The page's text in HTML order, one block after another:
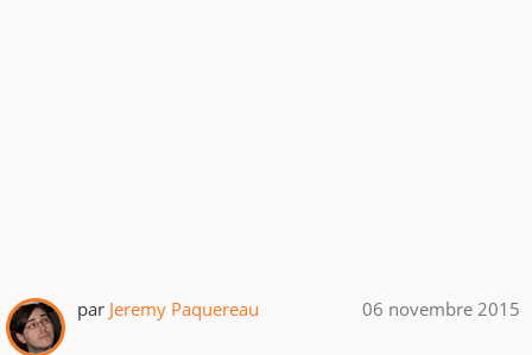
par Jeremy Paquereau 06 novembre 2015